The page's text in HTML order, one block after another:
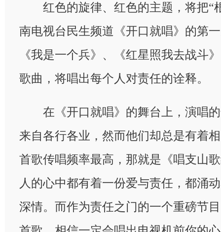
红色的旋律、红色的主题，将把“
南电视台民生频道《开口就唱》的第
《我是一个兵》、《红星照我去战斗
歌曲，将唱出每个人对责任的诠释。
在《开口就唱》的舞台上，演唱的
来自各行各业，然而他们却总是有着
首歌传唱频率最高，那就是《唱支山
人的心中都有着一份爱与责任，都涌
深情。而作为责任之门的一个重磅节